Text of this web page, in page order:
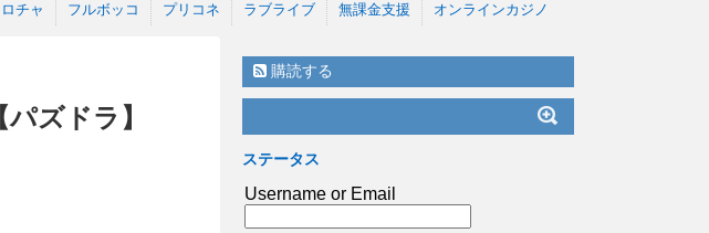
チャ フルボッコ プリコネ ラブライブ 無課金支援 オンラインカジノ
ズドラ】
購読する
ステータス
Username or Email